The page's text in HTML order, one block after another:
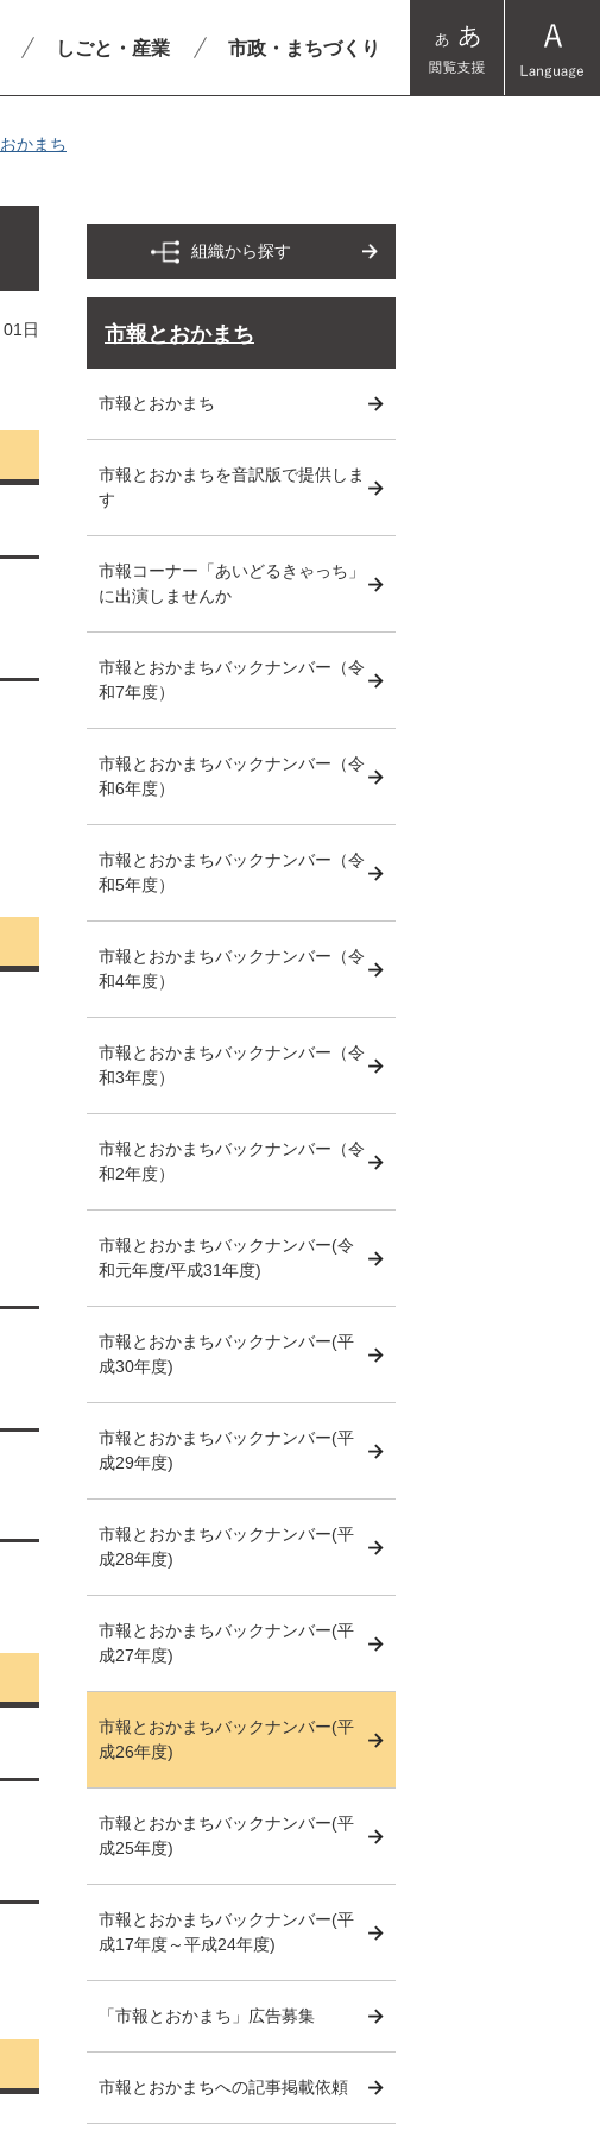
しごと・産業 市政・まちづくり
かまち
日
組織から探す
市報とおかまち
市報とおかまち
市報とおかまちを音訳版で提供しま
す
市報コーナー「あいどるきゃっち」
に出演しませんか
市報とおかまちバックナンバー（令
和7年度）
市報とおかまちバックナンバー（令
和6年度）
市報とおかまちバックナンバー（令
和5年度）
市報とおかまちバックナンバー（令
和4年度）
市報とおかまちバックナンバー（令
和3年度）
市報とおかまちバックナンバー（令
和2年度）
市報とおかまちバックナンバー(令
和元年度/平成31年度)
市報とおかまちバックナンバー(平
成30年度)
市報とおかまちバックナンバー(平
成29年度)
市報とおかまちバックナンバー(平
成28年度)
市報とおかまちバックナンバー(平
成27年度)
市報とおかまちバックナンバー(平
成26年度)
市報とおかまちバックナンバー(平
成25年度)
市報とおかまちバックナンバー(平
成17年度～平成24年度)
「市報とおかまち」広告募集
市報とおかまちへの記事掲載依頼